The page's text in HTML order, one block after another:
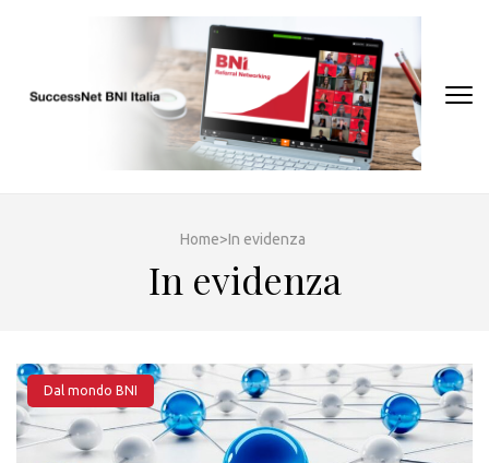
(Press
Home>In evidenza
In evidenza
Dal mondo BNI